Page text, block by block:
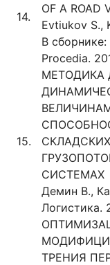
14.
OF A ROAD
Evtiukov S.,
В
Procedia.
15.
МЕТОДИКА
СИСТЕМАХ
Демин В.,
Логистика.
ТРЕНИЯ